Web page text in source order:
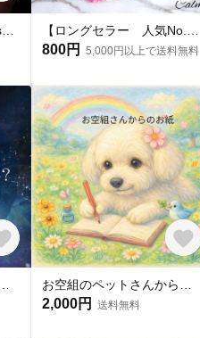
800円 5,000円以上で送料無料
2,000円 送料無料